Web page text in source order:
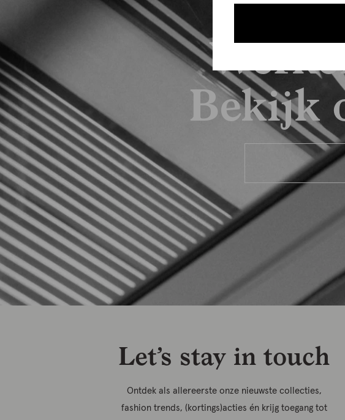
Bekijk
Let’s stay in touch
Ontdek als allereerste onze nieuwste collecties,
fashion trends, (kortings)acties én krijg toegang tot